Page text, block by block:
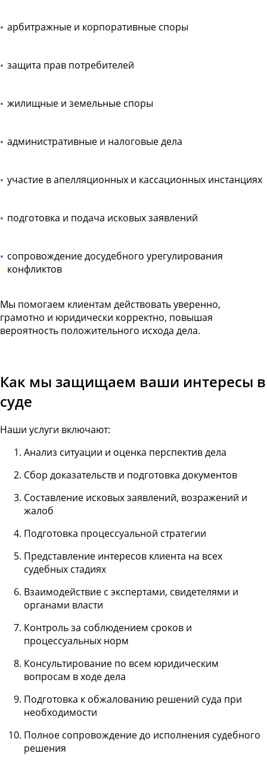
арбитражные и корпоративные споры
защита прав потребителей
жилищные и земельные споры
административные и налоговые дела
участие в апелляционных и кассационных инстанциях
подготовка и подача исковых заявлений
сопровождение досудебного урегулирования
конфликтов
Мы помогаем клиентам действовать уверенно,
грамотно и юридически корректно, повышая
вероятность положительного исхода дела.
Как мы защищаем ваши интересы в
суде
Наши услуги включают:
Анализ ситуации и оценка перспектив дела
Сбор доказательств и подготовка документов
Составление исковых заявлений, возражений и
жалоб
Подготовка процессуальной стратегии
Представление интересов клиента на всех
судебных стадиях
Взаимодействие с экспертами, свидетелями и
органами власти
Контроль за соблюдением сроков и
процессуальных норм
Консультирование по всем юридическим
вопросам в ходе дела
Подготовка к обжалованию решений суда при
необходимости
Полное сопровождение до исполнения судебного
решения